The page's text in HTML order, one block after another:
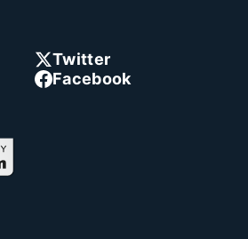
Twitter
Facebook